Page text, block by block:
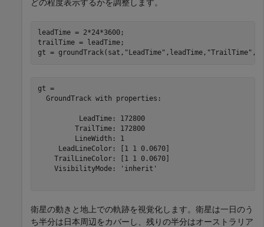
どの程度表示するかを調整します。
leadTime =
trailTime = leadTime;
gt = groundTrack(sat, "LeadTime" ,leadTime, "TrailTime"
gt =
  GroundTrack with properties:
          LeadTime: 172800
         TrailTime: 172800
         LineWidth: 1
     LeadLineColor: [1 1 0.0670]
    TrailLineColor: [1 1 0.0670]
    VisibilityMode: 'inherit'
衛星の動きと地上での軌跡を視覚化します。衛星は一日のう
ち半分は日本周辺をカバーし、残りの半分はオーストラリア